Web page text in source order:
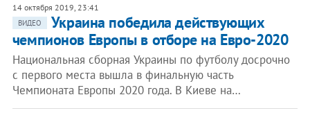
14 октября 2019, 23:41
ВИДЕО
Украина победила действующих
чемпионов Европы в отборе на Евро-2020
Национальная сборная Украины по футболу досрочно
с первого места вышла в финальную часть
Чемпионата Европы 2020 года. B Киеве на…